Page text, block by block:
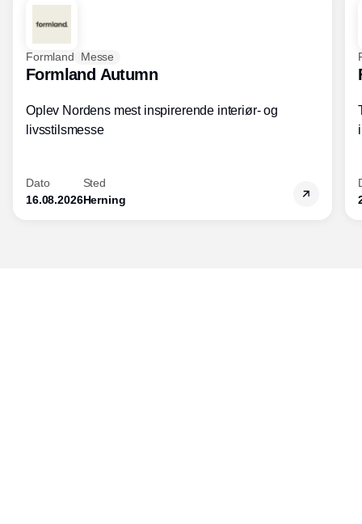
Formland Messe
Formland Autumn
Oplev Nordens mest inspirerende interiør- og
livsstilsmesse
Dato
16.08.2026
Sted
Herning